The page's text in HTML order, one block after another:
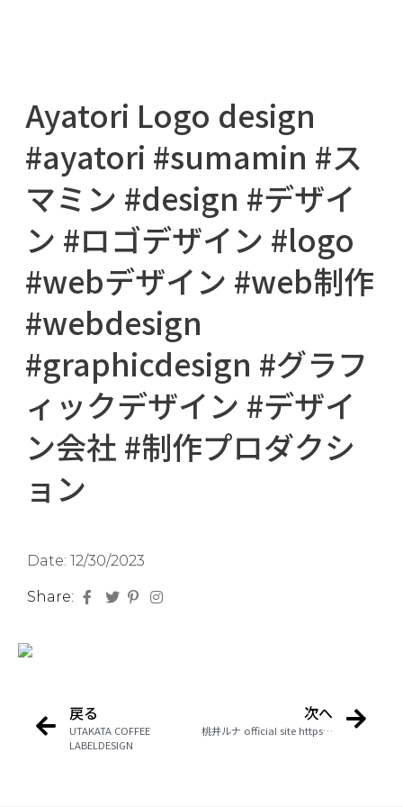
Ayatori Logo design
#ayatori #sumamin #ス
マミン #design #デザイ
ン #ロゴデザイン #logo
#webデザイン #web制作
#webdesign
#graphicdesign #グラフ
ィックデザイン #デザイ
ン会社 #制作プロダクシ
ョン
Date: 12/30/2023
Share:
戻る
UTAKATA COFFEE
LABELDESIGN
次へ
桃井ルナ official site https://momoiruna.com #sumamin #スマミン #桃井ルナ #momoiruna #べてぃ #gstarpro #ストリートファイター #design #デザイン #webデザイン #web制作 #webdesign #graphicdesign #グラフィックデザイン #デザイン会社 #制作プロダクション